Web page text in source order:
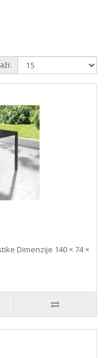
Dimenzije 140 × 74 ×